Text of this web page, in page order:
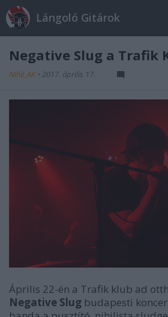
Lángoló Gitárok
Negative Slug a Trafik
Nihil_AK • 2017. április 17.
Április 22-én a Trafik klub ad
Negative Slug budapesti